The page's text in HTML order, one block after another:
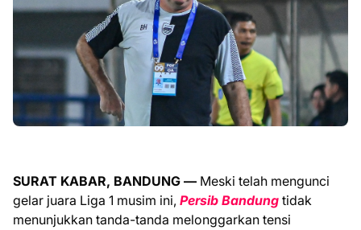
SURAT KABAR, BANDUNG — Meski telah mengunci
gelar juara Liga 1 musim ini, Persib Bandung tidak
menunjukkan tanda-tanda melonggarkan tensi